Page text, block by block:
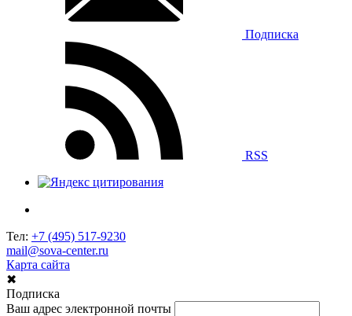
Подписка
RSS
Тел: +7 (495) 517-9230
mail@sova-center.ru
Карта сайта
✖
Подписка
Ваш адрес электронной почты